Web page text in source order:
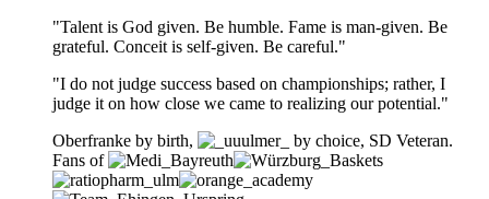
"Talent is God given. Be humble. Fame is man-given. Be
grateful. Conceit is self-given. Be careful."
"I do not judge success based on championships; rather, I
judge it on how close we came to realizing our potential."
Oberfranke by birth,
by choice, SD Veteran.
Fans of